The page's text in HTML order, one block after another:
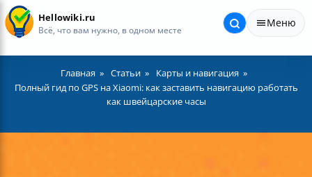
Hellowiki.ru
Всё, что вам нужно, в одном месте
Меню
Главная Статьи
Карты и навигация
Полный гид по GPS на Xiaomi: как заставить навигацию работать
как швейцарские часы